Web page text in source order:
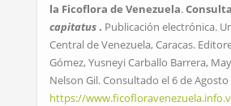
la Ficoflora de Venezuela.
capitatus . Publicación electrónica.
Central de Venezuela, Caracas.
Gómez, Yusneyi Carballo Barrera,
Nelson Gil. Consultado el 6 de Agosto
https://